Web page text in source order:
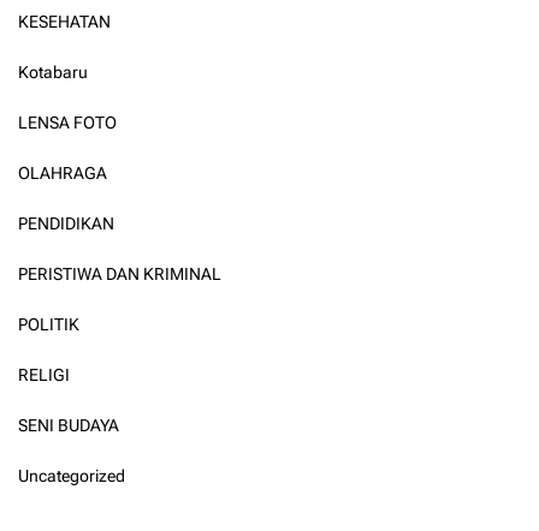
KESEHATAN
Kotabaru
LENSA FOTO
OLAHRAGA
PENDIDIKAN
PERISTIWA DAN KRIMINAL
POLITIK
RELIGI
SENI BUDAYA
Uncategorized